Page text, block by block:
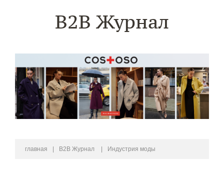
B2B Журнал
главная B2B Журнал Индустрия моды